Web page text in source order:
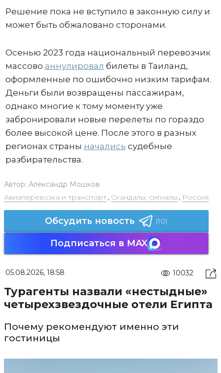
Решение пока не вступило в законную силу и
может быть обжаловано сторонами.
Осенью 2023 года национальный перевозчик
массово аннулировал билеты в Таиланд,
оформленные по ошибочно низким тарифам.
Деньги были возвращены пассажирам,
однако многие к тому моменту уже
забронировали новые перелеты по гораздо
более высокой цене. После этого в разных
регионах страны начались судебные
разбирательства.
Автор: Александр Мошков
Авиаперевозка и транспорт, Скандалы, сигналы , Россия
Обсудить новость (10)
Подписаться в MAX
05.08.2026, 18:58 10032
Турагенты назвали «нестыдные»
четырехзвездочные отели Египта
Почему рекомендуют именно эти
гостиницы